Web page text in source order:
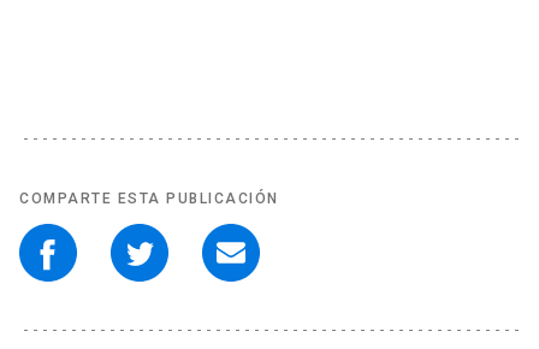
COMPARTE ESTA PUBLICACIÓN